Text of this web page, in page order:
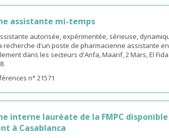
assistante mi-temps
autorisée, expérimentée, sérieuse,
recherche d'un poste de pharmacienne assistante
dans les secteurs d'Anfa, Maarif, 2 Mars, El
n° 21571
interne lauréate de la FMPC
à Casablanca